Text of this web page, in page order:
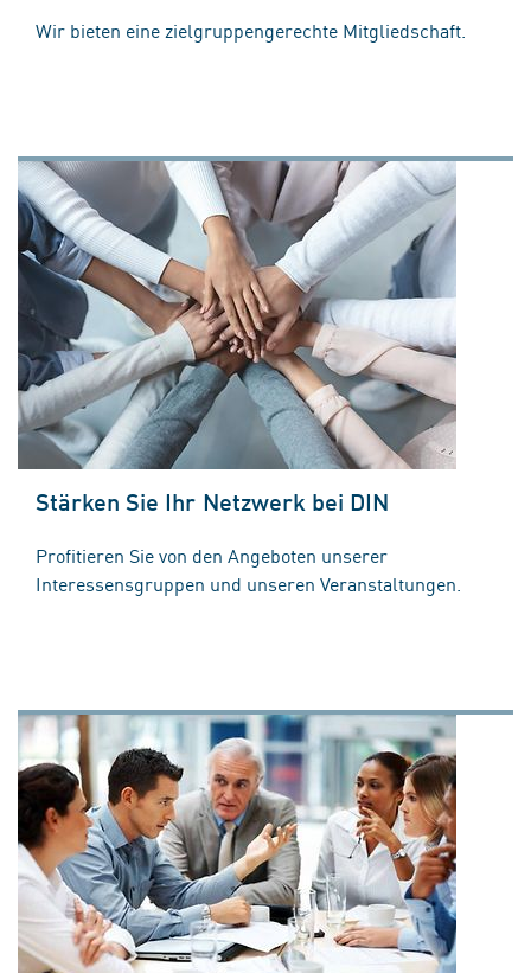
Wir bieten eine zielgruppengerechte Mitgliedschaft.
Stärken Sie Ihr Netzwerk bei DIN
Profitieren Sie von den Angeboten unserer
Interessensgruppen und unseren Veranstaltungen.